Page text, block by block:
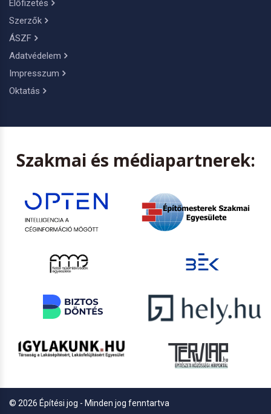
Előfizetés
Szerzők
ÁSZF
Adatvédelem
Impresszum
Oktatás
Szakmai és médiapartnerek:
© 2026 Építési jog - Minden jog fenntartva